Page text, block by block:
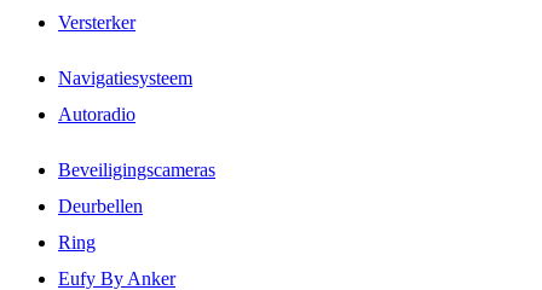
Versterker
Navigatiesysteem
Autoradio
Beveiligingscameras
Deurbellen
Ring
Eufy By Anker